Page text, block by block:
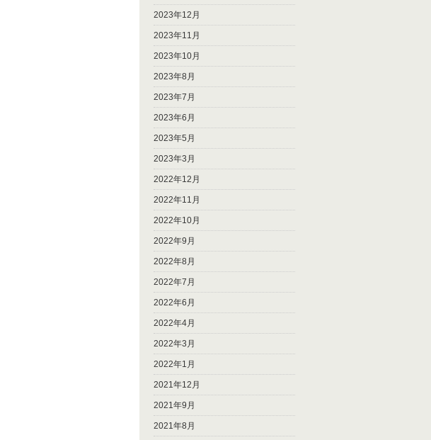
2023年12月
2023年11月
2023年10月
2023年8月
2023年7月
2023年6月
2023年5月
2023年3月
2022年12月
2022年11月
2022年10月
2022年9月
2022年8月
2022年7月
2022年6月
2022年4月
2022年3月
2022年1月
2021年12月
2021年9月
2021年8月